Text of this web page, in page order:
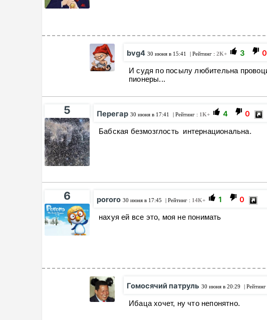
bvg4 30 июня в 15:41 | Рейтинг : 2K+ 3 0
И судя по посылу любительна
пионеры...
5 Перегар 30 июня в 17:41 | Рейтинг : 1K+ 4 0
Бабская безмозглость интернациональна.
6 pororo 30 июня в 17:45 | Рейтинг : 14K+ 1 0
нахуя ей все это, моя не понимать
Гомосячий патруль 30 июня в 20:29 | Рейтинг
Ибаца хочет, ну что непонятно.